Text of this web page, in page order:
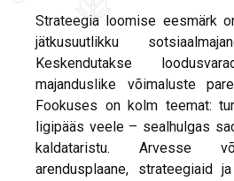
Strateegia loomise eesmärk
jätkusuutlikku
Keskendutakse
majanduslike võimaluste
Fookuses on kolm teemat:
ligipääs veele – sealhulgas
kaldataristu. Arvesse
arendusplaane, strateegiaid